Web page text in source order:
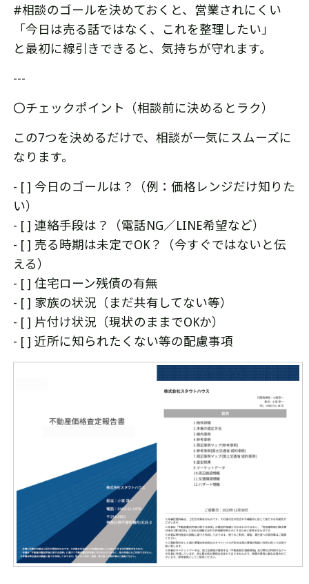
#相談のゴールを決めておくと、営業されにくい
「今日は売る話ではなく、これを整理したい」
と最初に線引きできると、気持ちが守れます。
---
〇チェックポイント（相談前に決めるとラク）
この7つを決めるだけで、相談が一気にスムーズに
なります。
- [ ] 今日のゴールは？（例：価格レンジだけ知りた
い）
- [ ] 連絡手段は？（電話NG／LINE希望など）
- [ ] 売る時期は未定でOK？（今すぐではないと伝
える）
- [ ] 住宅ローン残債の有無
- [ ] 家族の状況（まだ共有してない等）
- [ ] 片付け状況（現状のままでOKか）
- [ ] 近所に知られたくない等の配慮事項